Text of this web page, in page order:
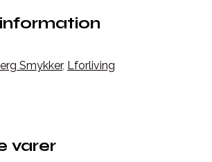
Smykker, Lforliving
varer